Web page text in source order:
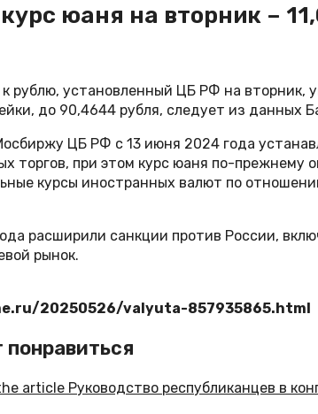
юаня на вторник –
рублю, установленный ЦБ РФ на вторник,
до 90,4644 рубля, следует из данных
ЦБ РФ с 13 июня 2024 года
торгов, при этом курс юаня по-прежнему
курсы иностранных валют по
расширили санкции против России,
рынок.
20250526/valyuta-857935865.html